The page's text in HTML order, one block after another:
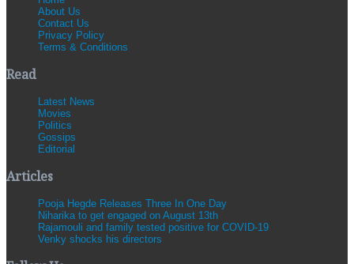
About Us
Contact Us
Privacy Policy
Terms & Conditions
Read
Latest News
Movies
Politics
Gossips
Editorial
Articles
Pooja Hegde Releases Three In One Day
Niharika to get engaged on August 13th
Rajamouli and family tested positive for COVID-19
Venky shocks his directors